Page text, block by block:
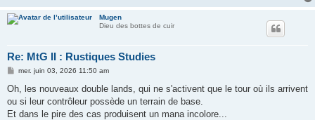
Mugen
Dieu des bottes de cuir
Re: MtG II : Rustiques Studies
M
s
a
g
mer. juin 03, 2026 11:50 am
Oh, les nouveaux double lands, qui ne s'activent que le tour où ils arrivent
ou si leur contrôleur possède un terrain de base.
Et dans le pire des cas produisent un mana incolore...